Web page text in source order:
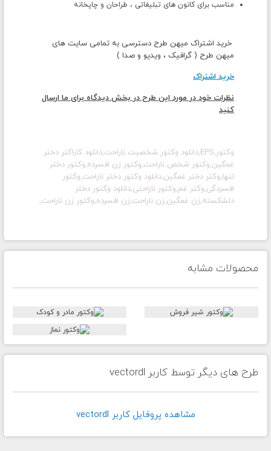
مناسب برای کانون های تبلیغاتی ، طراحان و چاپخانه
خرید اشتراک میهن طرح دسترسی به تمامی سایت های
میهن طرح ( گرافیک ، ویدیو و صدا )
خرید اشتراک
نظرات خود در مورد این طرح در بخش دیدگاه برای ما ارسال
کنید
وکتور,EPS,دانلود وکتور شخصیت ناراحت,دانلود کاراکتر دختر
غمگین,وکتور شخص ناراحت,وکتور زن افسرده,وکتور دختر
تنها,وکتر دختر غمگین,دانلود وکتور دختر ناراحت,وکتور
افسردگی,وکتر غم,وکتور ناراحتی,دانلود وکتور دختر
دلشکسته,زن غمگین,زن ناراحت,زن افسرده,وکتور زن ناراحت,
محصولات مشابه
طرح های دیگر توسط کاربر vectordl
مشاهده پروفايل کاربر vectordl